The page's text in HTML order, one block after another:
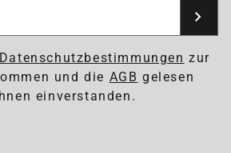
Datenschutzbestimmungen zur
und die AGB gelesen
einverstanden.